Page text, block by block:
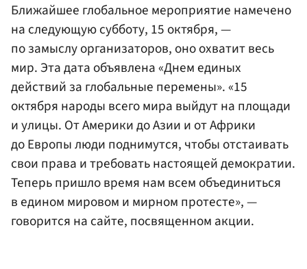
Ближайшее глобальное мероприятие намечено
на следующую субботу, 15 октября, —
по замыслу организаторов, оно охватит весь
мир. Эта дата объявлена «Днем единых
действий за глобальные перемены». «15
октября народы всего мира выйдут на площади
и улицы. От Америки до Азии и от Африки
до Европы люди поднимутся, чтобы отстаивать
свои права и требовать настоящей демократии.
Теперь пришло время нам всем объединиться
в едином мировом и мирном протесте», —
говорится на сайте, посвященном акции.